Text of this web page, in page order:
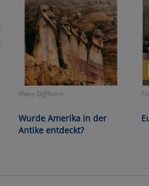
Hans Giffhorn:
Wurde Amerika in der
Antike entdeckt?